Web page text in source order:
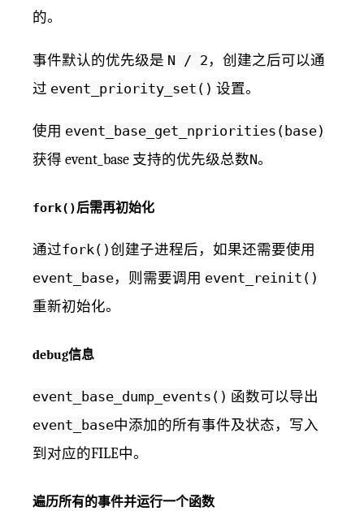
的。
事件默认的优先级是 N / 2 ，创建之后可以通
过 event_priority_set() 设置。
使用 event_base_get_npriorities(base)
获得 event_base 支持的优先级总数N。
fork()后需再初始化
通过fork()创建子进程后，如果还需要使用
event_base，则需要调用 event_reinit()
重新初始化。
debug信息
event_base_dump_events() 函数可以导出
event_base中添加的所有事件及状态，写入
到对应的FILE中。
遍历所有的事件并运行一个函数